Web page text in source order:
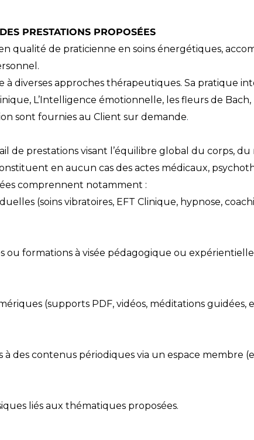
PRESTATIONS PROPOSÉES
qualité de praticienne en soins énergétiques,
à diverses approches thérapeutiques. Sa pratique
L’Intelligence émotionnelle, les fleurs de
sont fournies au Client sur demande.
de prestations visant l’équilibre global du corps,
en aucun cas des actes médicaux,
comprennent notamment :
(soins vibratoires, EFT Clinique, hypnose,
ou formations à visée pédagogique ou
(supports PDF, vidéos, méditations guidées,
à des contenus périodiques via un espace membre
liés aux thématiques proposées.